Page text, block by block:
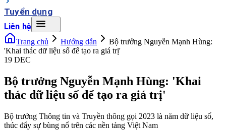
Tuyển dụng
Liên hệ
Trang chủ Hướng dẫn
Bộ trưởng Nguyễn Mạnh Hùng:
'Khai thác dữ liệu số để tạo ra giá trị'
19 DEC
Bộ trưởng Nguyễn Mạnh Hùng: 'Khai
thác dữ liệu số để tạo ra giá trị'
Bộ trưởng Thông tin và Truyền thông gọi 2023 là năm dữ liệu số,
thúc đẩy sự bùng nổ trên các nền tảng Việt Nam